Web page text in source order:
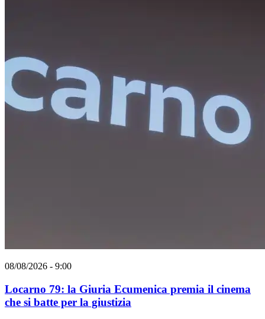
08/08/2026 - 9:00
Locarno 79: la Giuria Ecumenica premia il cinema
che si batte per la giustizia